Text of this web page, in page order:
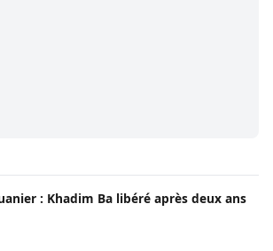
: Khadim Ba libéré après deux ans